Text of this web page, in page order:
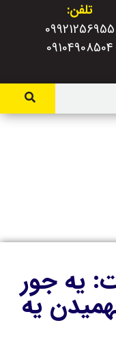
تلفن:
09921256955
09104908504
یه جور
یه